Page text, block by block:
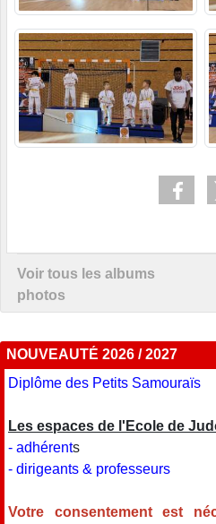
Voir tous les albums
photos
NOUVEAUTÉ 2026 / 2027
Diplôme des Petits Samouraïs
Les espaces de l'Ecole de
- adhérents
- dirigeants & professeurs
Votre consentement est